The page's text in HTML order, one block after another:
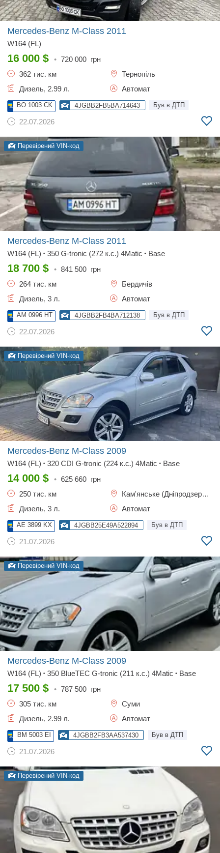
Mercedes-Benz M-Class 2011
W164 (FL)
16 000 $ • 720 000 грн
362 тис. км
Тернопіль
Дизель, 2.99 л.
Автомат
BO 1003 CK 4JGBB2FB5BA714643 Був в ДТП
22.07.2026
Перевірений VIN-код
Mercedes-Benz M-Class 2011
W164 (FL) • 350 G-tronic (272 к.с.) 4Matic • Base
18 700 $ • 841 500 грн
264 тис. км
Бердичів
Дизель, 3 л.
Автомат
AM 0996 HT 4JGBB2FB4BA712138 Був в ДТП
22.07.2026
Перевірений VIN-код
Mercedes-Benz M-Class 2009
W164 (FL) • 320 CDI G-tronic (224 к.с.) 4Matic • Base
14 000 $ • 625 660 грн
250 тис. км
Кам'янське (Дніпродзержинськ)
Дизель, 3 л.
Автомат
AE 3899 KX 4JGBB25E49A522894 Був в ДТП
21.07.2026
Перевірений VIN-код
Mercedes-Benz M-Class 2009
W164 (FL) • 350 BlueTEC G-tronic (211 к.с.) 4Matic • Base
17 500 $ • 787 500 грн
305 тис. км
Суми
Дизель, 2.99 л.
Автомат
BM 5003 EI 4JGBB2FB3AA537430 Був в ДТП
21.07.2026
Перевірений VIN-код